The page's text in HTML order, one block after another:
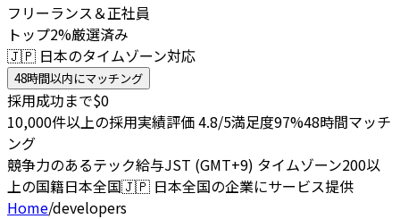
フリーランス＆正社員
トップ2%厳選済み
🇯🇵 日本のタイムゾーン対応
48時間以内にマッチング
採用成功まで$0
10,000件以上の採用実績評価 4.8/5満足度97%48時間マッチ
ング
競争力のあるテック給与JST (GMT+9) タイムゾーン200以
上の国籍日本全国🇯🇵 日本全国の企業にサービス提供
Home/developers